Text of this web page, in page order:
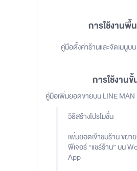
การใช้งานพื้
คู่มือตั้งค่าร้านและจัดเมนูบ
การใช้งานขั้
คู่มือเพิ่มยอดขายบน LINE MAN
วิธีสร้างโปรโมชั่น
เพิ่มยอดเข้าชมร้าน ขย
ฟีเจอร์ “แชร์ร้าน” บน
App